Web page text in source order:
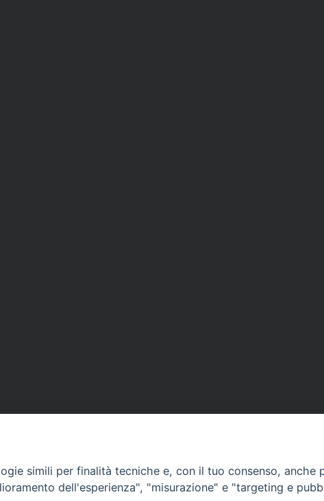
simili per finalità tecniche e, con il tuo consenso, anche
dell'esperienza", "misurazione" e "targeting e